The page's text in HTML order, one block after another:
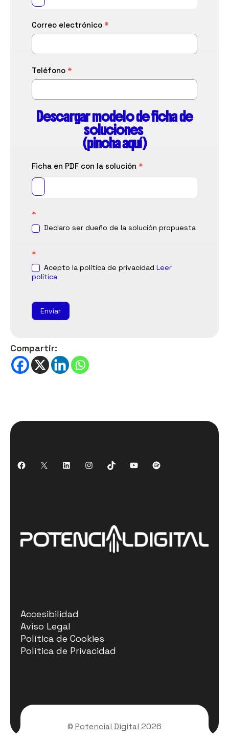
Correo electrónico *
Teléfono *
Descargar modelo de ficha de
soluciones
(pincha aquí)
Ficha en PDF con la solución *
*
Declaro ser dueño de la solución propuesta
*
Acepto la política de privacidadLeer
política
Enviar
Compartir:
Accesibilidad
Aviso Legal
Política de Cookies
Política de Privacidad
© Potencial Digital 2026